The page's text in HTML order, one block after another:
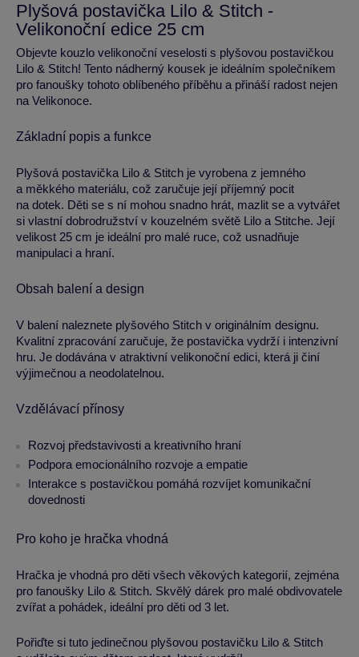
Plyšová postavička Lilo & Stitch -
Velikonoční edice 25 cm
Objevte kouzlo velikonoční veselosti s plyšovou postavičkou
Lilo & Stitch! Tento nádherný kousek je ideálním společníkem
pro fanoušky tohoto oblíbeného příběhu a přináší radost nejen
na Velikonoce.
Základní popis a funkce
Plyšová postavička Lilo & Stitch je vyrobena z jemného
a měkkého materiálu, což zaručuje její příjemný pocit
na dotek. Děti se s ní mohou snadno hrát, mazlit se a vytvářet
si vlastní dobrodružství v kouzelném světě Lilo a Stitche. Její
velikost 25 cm je ideální pro malé ruce, což usnadňuje
manipulaci a hraní.
Obsah balení a design
V balení naleznete plyšového Stitch v originálním designu.
Kvalitní zpracování zaručuje, že postavička vydrží i intenzivní
hru. Je dodávána v atraktivní velikonoční edici, která ji činí
výjimečnou a neodolatelnou.
Vzdělávací přínosy
Rozvoj představivosti a kreativního hraní
Podpora emocionálního rozvoje a empatie
Interakce s postavičkou pomáhá rozvíjet komunikační
dovednosti
Pro koho je hračka vhodná
Hračka je vhodná pro děti všech věkových kategorií, zejména
pro fanoušky Lilo & Stitch. Skvělý dárek pro malé obdivovatele
zvířat a pohádek, ideální pro děti od 3 let.
Pořiďte si tuto jedinečnou plyšovou postavičku Lilo & Stitch